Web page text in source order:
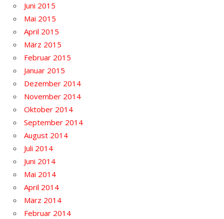
Juni 2015
Mai 2015
April 2015
März 2015
Februar 2015
Januar 2015
Dezember 2014
November 2014
Oktober 2014
September 2014
August 2014
Juli 2014
Juni 2014
Mai 2014
April 2014
März 2014
Februar 2014